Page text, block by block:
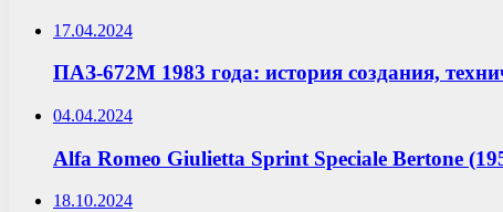
17.04.2024
ПАЗ-672М 1983 года: история создания,
04.04.2024
Alfa Romeo Giulietta Sprint Speciale Bertone
18.10.2024